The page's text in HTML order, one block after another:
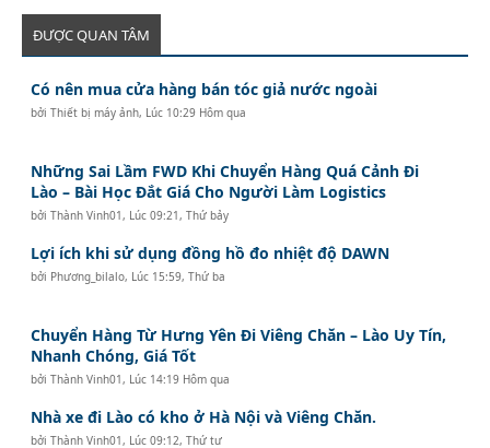
ĐƯỢC QUAN TÂM
Có nên mua cửa hàng bán tóc giả nước ngoài
bởiThiết bị máy ảnh, Lúc 10:29 Hôm qua
Những Sai Lầm FWD Khi Chuyển Hàng Quá Cảnh Đi
Lào – Bài Học Đắt Giá Cho Người Làm Logistics
bởiThành Vinh01 , Lúc 09:21, Thứ bảy
Lợi ích khi sử dụng đồng hồ đo nhiệt độ DAWN
bởi Phương_bilalo, Lúc 15:59, Thứ ba
Chuyển Hàng Từ Hưng Yên Đi Viêng Chăn – Lào Uy Tín,
Nhanh Chóng, Giá Tốt
bởiThành Vinh01 , Lúc 14:19 Hôm qua
Nhà xe đi Lào có kho ở Hà Nội và Viêng Chăn.
bởiThành Vinh01 , Lúc 09:12, Thứ tư